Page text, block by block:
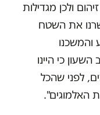
ולכן מגדילות
את השטח
והמשכנו
כי היינו
לפני שהכל
האלמוגים".